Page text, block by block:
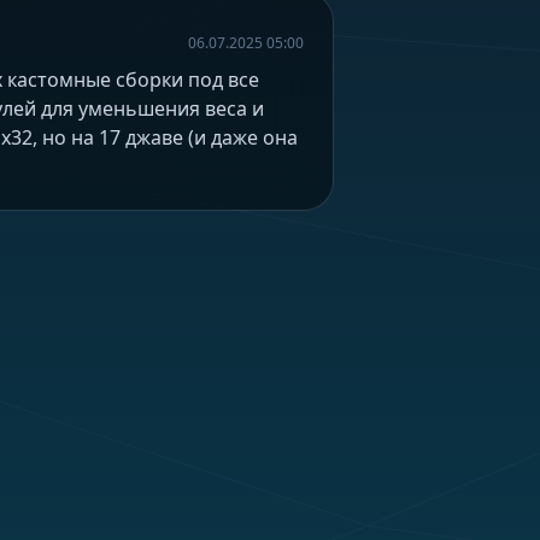
06.07.2025 05:00
сборки под все
для уменьшения веса и
но на 17 джаве (и даже она